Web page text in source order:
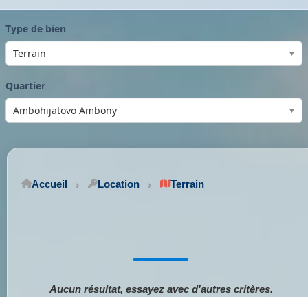
Type de bien
Quartier
Accueil Location Terrain
Aucun résultat, essayez avec d'autres critères.